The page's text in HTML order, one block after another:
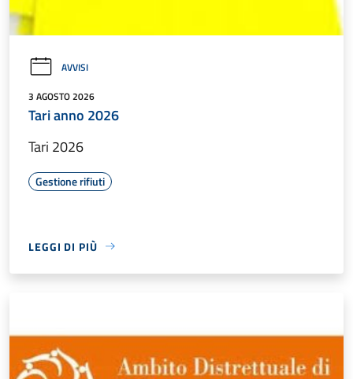
AVVISI
3 AGOSTO 2026
Tari anno 2026
Tari 2026
Gestione rifiuti
LEGGI DI PIÙ